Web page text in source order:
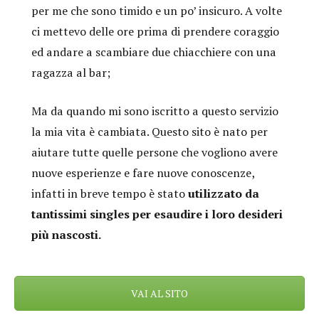
per me che sono timido e un po’ insicuro. A volte
ci mettevo delle ore prima di prendere coraggio
ed andare a scambiare due chiacchiere con una
ragazza al bar;
Ma da quando mi sono iscritto a questo servizio
la mia vita è cambiata. Questo sito è nato per
aiutare tutte quelle persone che vogliono avere
nuove esperienze e fare nuove conoscenze,
infatti in breve tempo è statoutilizzato da
tantissimi singles per esaudire i loro desideri
più nascosti.
VAI AL SITO